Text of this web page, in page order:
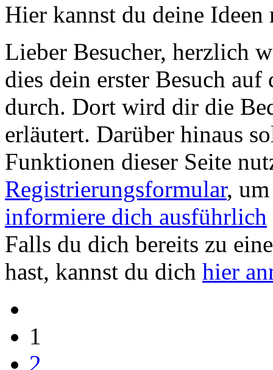
Hier kannst du deine Ideen
Lieber Besucher, herzlich
dies dein erster Besuch
durch. Dort wird dir die
erläutert. Darüber hinaus
Funktionen dieser Seite
Registrierungsformular,
informiere dich ausführlich
Falls du dich bereits zu
hast, kannst du dich hier
1
2